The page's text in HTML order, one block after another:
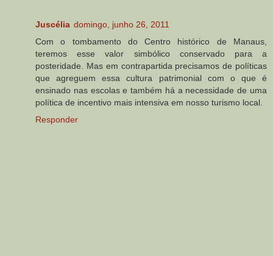
Juscélia domingo, junho 26, 2011
Com o tombamento do Centro histórico de Manaus,
teremos esse valor simbólico conservado para a
posteridade. Mas em contrapartida precisamos de políticas
que agreguem essa cultura patrimonial com o que é
ensinado nas escolas e também há a necessidade de uma
política de incentivo mais intensiva em nosso turismo local.
Responder